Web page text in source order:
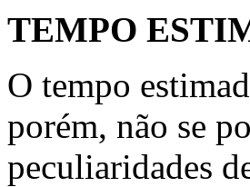
TEMPO
O tempo
porém, não se
peculiaridades